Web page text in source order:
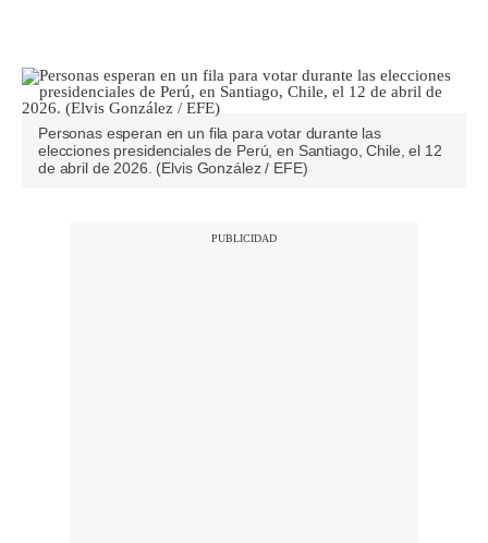
Personas esperan en un fila para votar durante las
elecciones presidenciales de Perú, en Santiago, Chile, el 12
de abril de 2026. (Elvis González / EFE)